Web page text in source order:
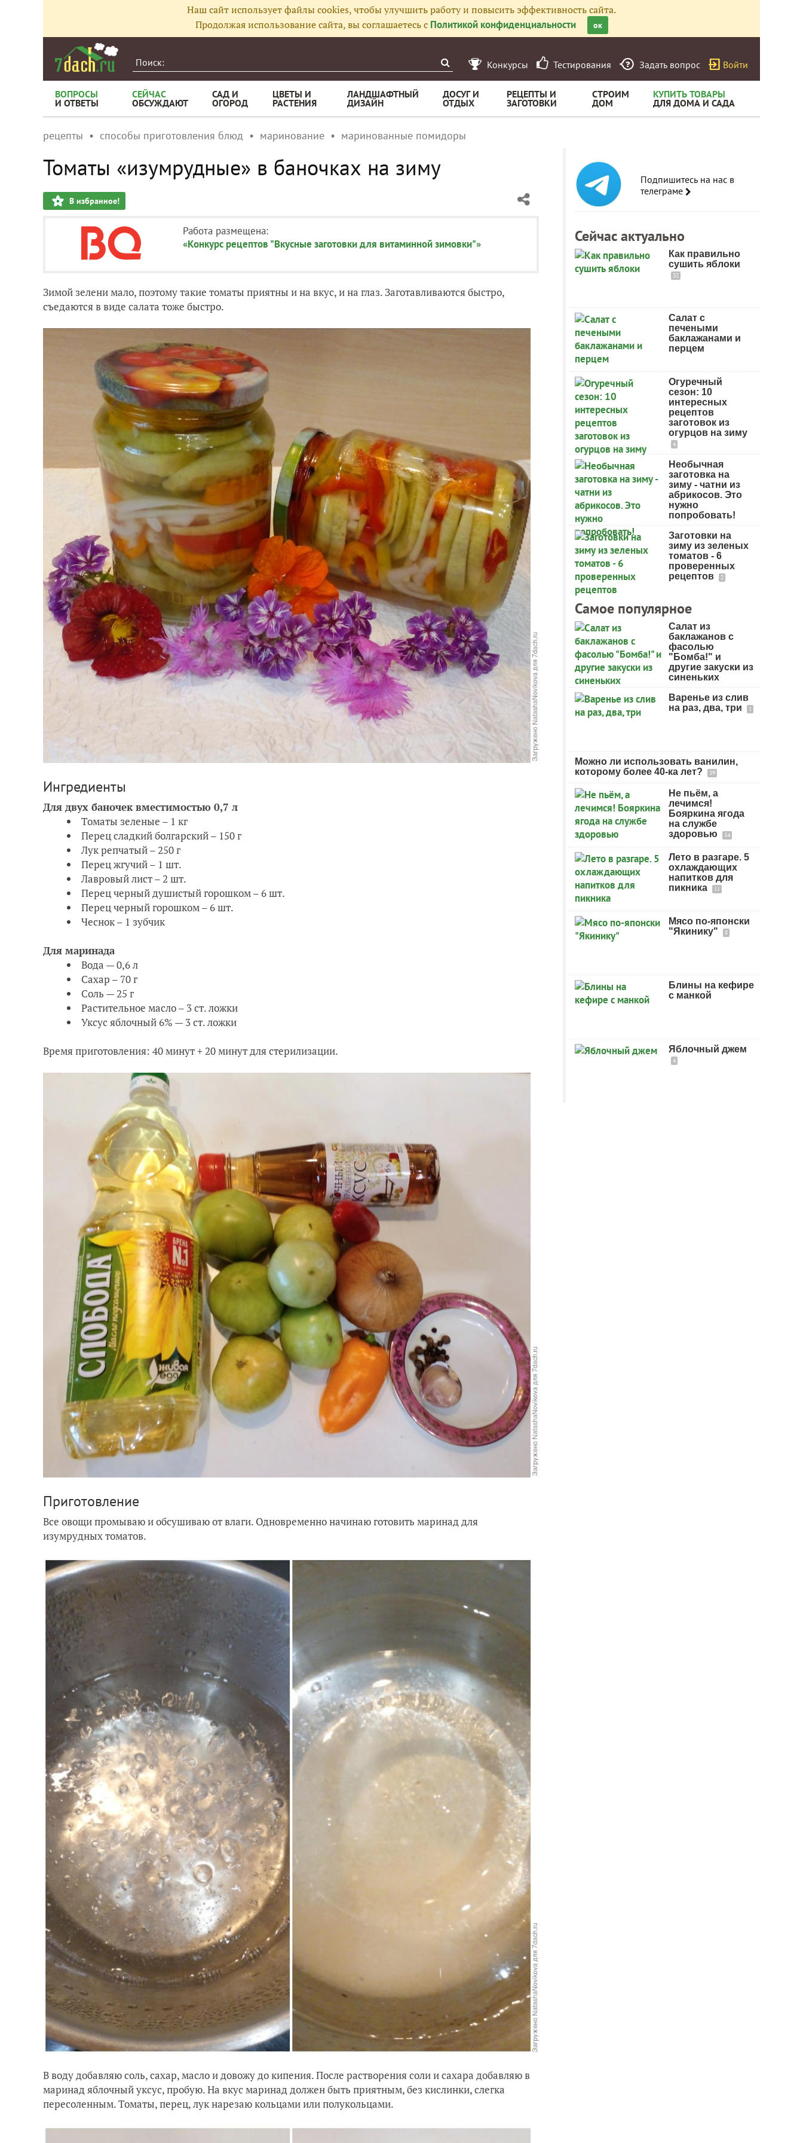
Наш сайт использует файлы cookies, чтобы улучшить работу и повысить эффективность сайта.
Продолжая использование сайта, вы соглашаетесь с Политикой конфиденциальности ок
Конкурсы Тестирования Задать вопрос Войти
ВОПРОСЫ
И ОТВЕТЫ
СЕЙЧАС
ОБСУЖДАЮТ
САД И
ОГОРОД
ЦВЕТЫ И
РАСТЕНИЯ
ЛАНДШАФТНЫЙ
ДИЗАЙН
ДОСУГ И
ОТДЫХ
РЕЦЕПТЫ И
ЗАГОТОВКИ
СТРОИМ
ДОМ
КУПИТЬ ТОВАРЫ
ДЛЯ ДОМА И САДА
рецепты способы приготовления блюд маринование маринованные помидоры
Томаты «изумрудные» в баночках на зиму
В избранное!
Работа размещена:
«Конкурс рецептов "Вкусные заготовки для витаминной зимовки"»
Зимой зелени мало, поэтому такие томаты приятны и на вкус, и на глаз. Заготавливаются быстро,
съедаются в виде салата тоже быстро.
Ингредиенты
Для двух баночек вместимостью 0,7 л
Томаты зеленые – 1 кг
Перец сладкий болгарский – 150 г
Лук репчатый – 250 г
Перец жгучий – 1 шт.
Лавровый лист – 2 шт.
Перец черный душистый горошком – 6 шт.
Перец черный горошком – 6 шт.
Чеснок – 1 зубчик
Для маринада
Вода — 0,6 л
Сахар – 70 г
Соль — 25 г
Растительное масло – 3 ст. ложки
Уксус яблочный 6% — 3 ст. ложки
Время приготовления: 40 минут + 20 минут для стерилизации.
Приготовление
Все овощи промываю и обсушиваю от влаги. Одновременно начинаю готовить маринад для
изумрудных томатов.
В воду добавляю соль, сахар, масло и довожу до кипения. После растворения соли и сахара добавляю в
маринад яблочный уксус, пробую. На вкус маринад должен быть приятным, без кислинки, слегка
пересоленным. Томаты, перец, лук нарезаю кольцами или полукольцами.
Подпишитесь на нас в
телеграме
Сейчас актуально
Как правильно
сушить яблоки
32
Салат с
печеными
баклажанами и
перцем
Огуречный
сезон: 10
интересных
рецептов
заготовок из
огурцов на зиму
4
Необычная
заготовка на
зиму - чатни из
абрикосов. Это
нужно
попробовать!
Заготовки на
зиму из зеленых
томатов - 6
проверенных
рецептов
2
Самое популярное
Салат из
баклажанов с
фасолью
"Бомба!" и
другие закуски из
синеньких
Варенье из слив
на раз, два, три
1
Можно ли использовать ванилин,
которому более 40-ка лет?
39
Не пьём, а
лечимся!
Бояркина ягода
на службе
здоровью
54
Лето в разгаре. 5
охлаждающих
напитков для
пикника
11
Мясо по-японски
"Якинику"
8
Блины на кефире
с манкой
Яблочный джем
4